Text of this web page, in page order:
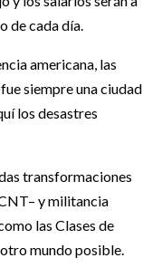
de cada día.
americana, las
siempre una ciudad
los desastres
transformaciones
y militancia
las Clases de
mundo posible.